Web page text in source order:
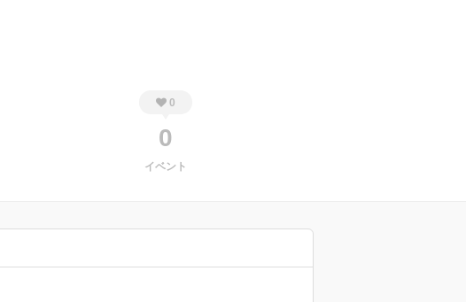
0
0
イベント